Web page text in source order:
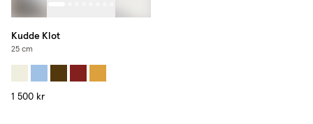
Kudde Klot
25 cm
1 500 kr